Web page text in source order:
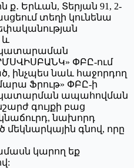
ք․ Երևան, Տերյան 91, 2-
տեղի կունենա
և
կատարաման
ՓԲԸ-ում
ինչպես նաև հաջորդող
Ֆրութ» ՓԲԸ-ի
կատարման ապահովման
գույքի բաց
նախորդ
մեկնարկային գնով, որը
կարող եք